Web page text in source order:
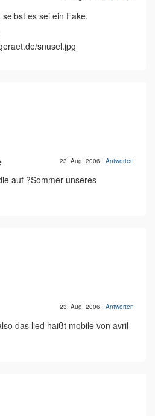
es sei ein Fake.
snusel.jpg
23. Aug. 2006 | Antworten
auf ?Sommer unseres
23. Aug. 2006 | Antworten
das lied haißt mobile von avril